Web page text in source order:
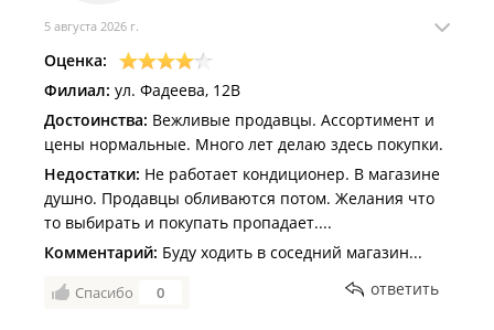
5 августа 2026 г.
Оценка:
Филиал: ул. Фадеева, 12В
Достоинства: Вежливые продавцы. Ассортимент и
цены нормальные. Много лет делаю здесь покупки.
Недостатки: Не работает кондиционер. В магазине
душно. Продавцы обливаются потом. Желания что
то выбирать и покупать пропадает....
Комментарий: Буду ходить в соседний магазин...
Спасибо 0 ответить